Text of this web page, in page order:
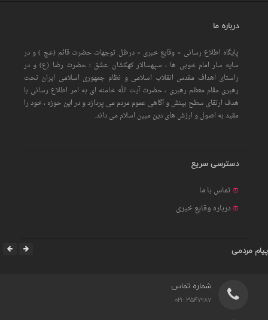
درباره ما
پایگاه اطلاع رسانی « وقایع خبری » درظل توجهات حضرت قائم (عج ) و در
سایه سار امام خوبی ها ، سپهسالار کهکشان عشق ؛ حضرت رضا (ع) و در
راستای اهداف مقدس انقلاب اسلامی و نظام جمهوری اسلامی ایران تحت
رهبری مقام معظم رهبری ، حضرت آیت الله خامنه ای به امر اطلاع رسانی با
هدف ارتقای سطح بینش و آگاهی عموم مردم می پردازد و در این حوزه ، خود را
مقید به اصول و ارزش های دین مبین اسلام می داند.
دسترسی سریع
تماس با ما
درباره وقایع خبری
پیام مردمی
شماره تماس
3547987 -021